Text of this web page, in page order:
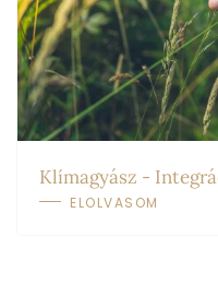
Klímagyász -
ELOLVASOM